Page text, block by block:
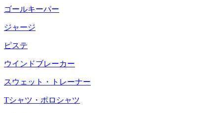
ゴールキーパー
ジャージ
ピステ
ウインドブレーカー
スウェット・トレーナー
Tシャツ・ポロシャツ